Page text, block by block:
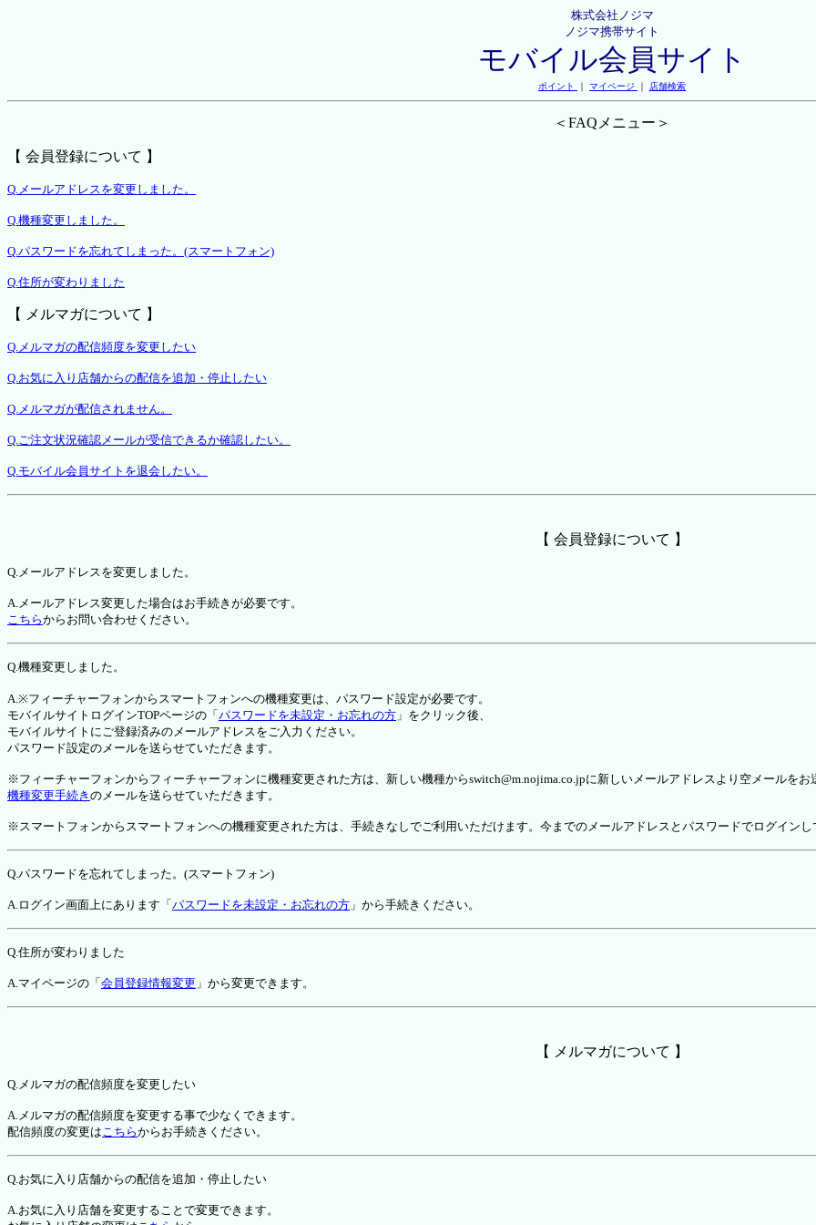
株式会社ノジマ
ノジマ携帯サイト
モバイル会員サイト
ポイント ｜ マイページ ｜ 店舗検索
＜FAQメニュー＞
【 会員登録について 】
Q.メールアドレスを変更しました。
Q.機種変更しました。
Q.パスワードを忘れてしまった。(スマートフォン)
Q.住所が変わりました
【 メルマガについて 】
Q.メルマガの配信頻度を変更したい
Q.お気に入り店舗からの配信を追加・停止したい
Q.メルマガが配信されません。
Q.ご注文状況確認メールが受信できるか確認したい。
Q.モバイル会員サイトを退会したい。
【 会員登録について 】
Q.メールアドレスを変更しました。
A.メールアドレス変更した場合はお手続きが必要です。
こちらからお問い合わせください。
Q.機種変更しました。
A.※フィーチャーフォンからスマートフォンへの機種変更は、パスワード設定が必要です。
モバイルサイトログインTOPページの「 パスワードを未設定・お忘れの方 」をクリック後、
モバイルサイトにご登録済みのメールアドレスをご入力ください。
パスワード設定のメールを送らせていただきます。
※フィーチャーフォンからフィーチャーフォンに機種変更された方は、新しい機種からswitch@m.nojima.co.jpに新しいメールアドレスより空メールをお
機種変更手続き のメールを送らせていただきます。
※スマートフォンからスマートフォンへの機種変更された方は、手続きなしでご利用いただけます。今までのメールアドレスとパスワードでログインし
Q.パスワードを忘れてしまった。(スマートフォン)
A.ログイン画面上にあります「 パスワードを未設定・お忘れの方 」から手続きください。
Q.住所が変わりました
A.マイページの「 会員登録情報変更 」から変更できます。
【 メルマガについて 】
Q.メルマガの配信頻度を変更したい
A.メルマガの配信頻度を変更する事で少なくできます。
配信頻度の変更はこちらからお手続きください。
Q.お気に入り店舗からの配信を追加・停止したい
A.お気に入り店舗を変更することで変更できます。